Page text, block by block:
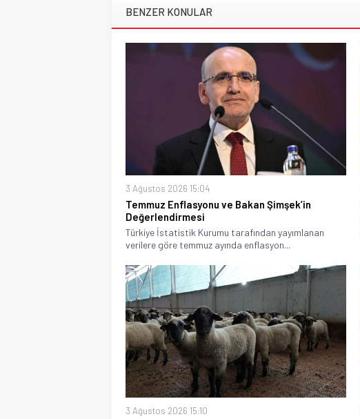
BENZER KONULAR
3 Ağustos 2026 15:04
Temmuz Enflasyonu ve Bakan Şimşek’in
Değerlendirmesi
Türkiye İstatistik Kurumu tarafından yayımlanan
verilere göre temmuz ayında enflasyon...
3 Ağustos 2026 15:10